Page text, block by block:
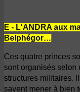
E - L'ANDRA aux
Belphégor…
Ces quatre princes
sont organisés selon
structures militaires.
savent mener à bien